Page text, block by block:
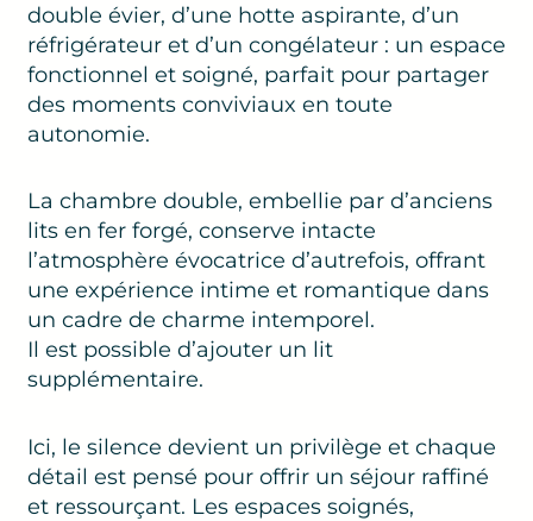
double évier, d’une hotte aspirante, d’un
réfrigérateur et d’un congélateur : un espace
fonctionnel et soigné, parfait pour partager
des moments conviviaux en toute
autonomie.
La chambre double, embellie par d’anciens
lits en fer forgé, conserve intacte
l’atmosphère évocatrice d’autrefois, offrant
une expérience intime et romantique dans
un cadre de charme intemporel.
Il est possible d’ajouter un lit
supplémentaire.
Ici, le silence devient un privilège et chaque
détail est pensé pour offrir un séjour raffiné
et ressourçant. Les espaces soignés,